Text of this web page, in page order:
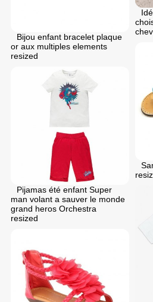
Bijou enfant bracelet plaque
or aux multiples elements
resized
Pijamas été enfant Super
man volant a sauver le monde
grand heros Orchestra
resized